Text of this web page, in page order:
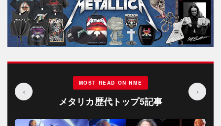
‹
MOST READ ON NME
メタリカ歴代トップ5記事
›